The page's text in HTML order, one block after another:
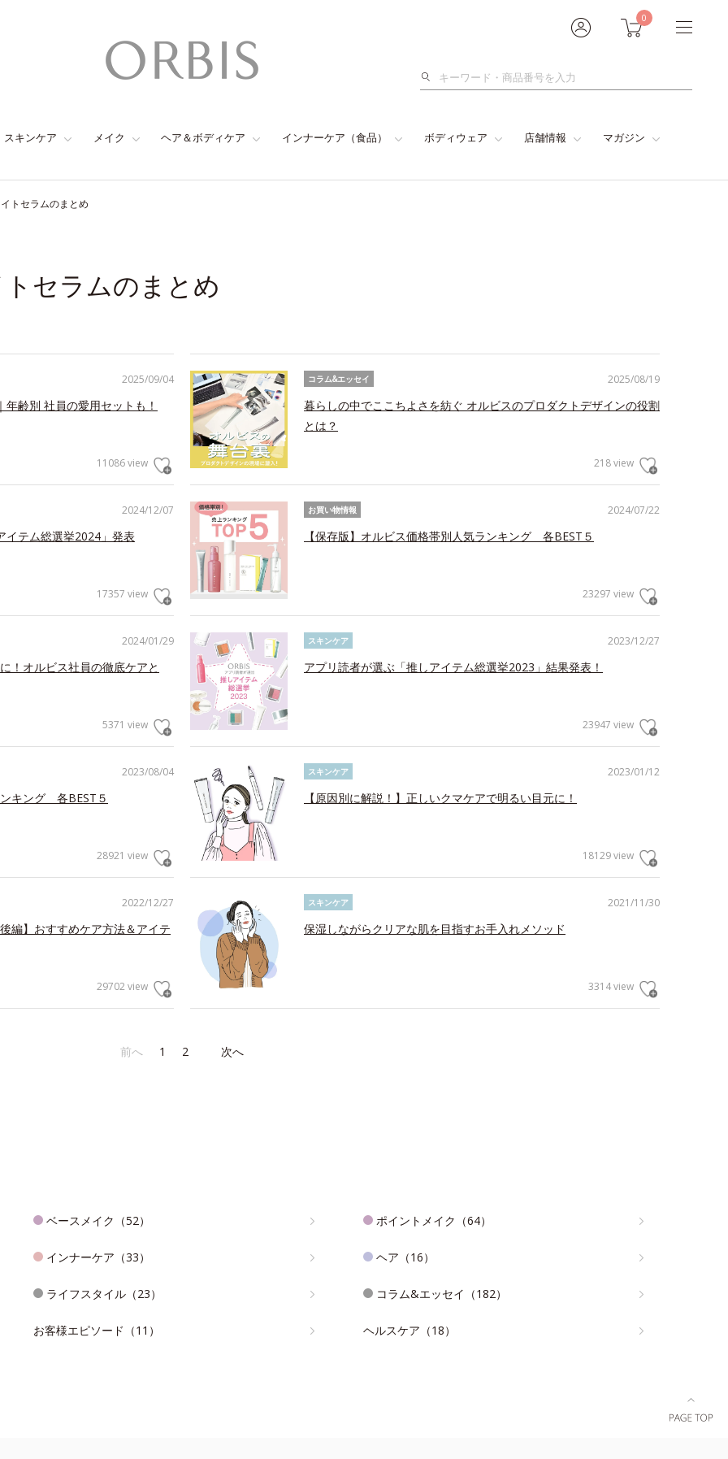
0
検
スキンケア メイク ヘア＆ボディケア インナーケア（食品） ボディウェア 店舗情報 マガジン
トセラムのまとめ
セラムのまとめ
2025/09/04
齢別 社員の愛用セットも！
11086 view
2025/08/19
コラム&エッセイ
暮らしの中でここちよさを紡ぐ オルビスのプロダクトデザインの役割
とは？
218 view
2024/12/07
イテム総選挙2024」発表
17357 view
2024/07/22
お買い物情報
【保存版】オルビス価格帯別人気ランキング 各BEST５
23297 view
2024/01/29
！オルビス社員の徹底ケアと
5371 view
2023/12/27
スキンケア
アプリ読者が選ぶ「推しアイテム総選挙2023」結果発表！
23947 view
2023/08/04
キング 各BEST５
28921 view
2023/01/12
スキンケア
【原因別に解説！】正しいクマケアで明るい目元に！
18129 view
2022/12/27
編】おすすめケア方法＆アイテ
29702 view
2021/11/30
スキンケア
保湿しながらクリアな肌を目指すお手入れメソッド
3314 view
前へ 1 2 次へ
ベースメイク（52） ポイントメイク（64）
インナーケア（33） ヘア（16）
ライフスタイル（23） コラム&エッセイ（182）
お客様エピソード（11） ヘルスケア（18）